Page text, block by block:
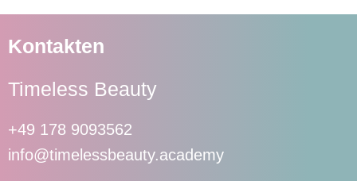
Kontakten
Timeless Beauty
+49 178 9093562
info@timelessbeauty.academy